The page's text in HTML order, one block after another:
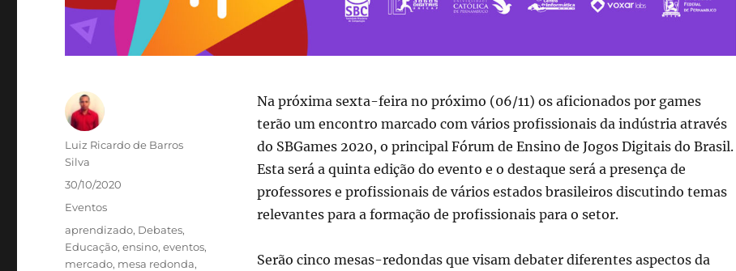
Na próxima sexta-feira no próximo (06/11) os aficionados por games
terão um encontro marcado com vários profissionais da indústria através
do SBGames 2020, o principal Fórum de Ensino de Jogos Digitais do Brasil.
Esta será a quinta edição do evento e o destaque será a presença de
professores e profissionais de vários estados brasileiros discutindo temas
relevantes para a formação de profissionais para o setor.
Serão cinco mesas-redondas que visam debater diferentes aspectos da
Autor
Luiz Ricardo de Barros
Silva
Publicado
30/10/2020
Categorias
Eventos
Tags
aprendizado, Debates,
Educação,ensino,eventos,
mercado, mesa redonda,